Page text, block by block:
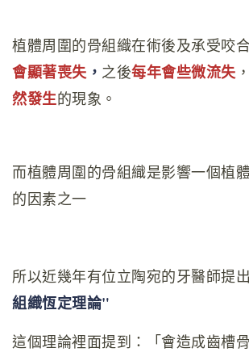
植體周圍的骨組織在術後及承受咬
會顯著喪失 ， 之後每年會些微流失
然發生的現象。
而植體周圍的骨組織是影響一個植
的因素之一
所以近幾年有位立陶宛的牙醫師提
組織恆定理論"
這個理論裡面提到：「會造成齒槽